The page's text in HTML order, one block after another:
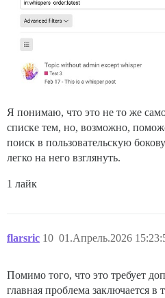
Я понимаю, что это не то же
списке тем, но, возможно,
поиск в пользовательскую
легко на него взглянуть.
1 лайк
flarsric 01.Апрель.2026
10
Помимо того, что это требует
главная проблема заключается в